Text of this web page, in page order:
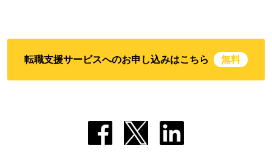
転職支援サービスへのお申し込みはこちら 無料